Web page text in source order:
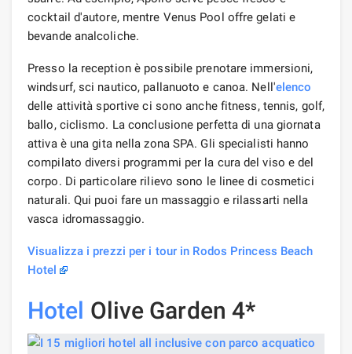
cocktail d'autore, mentre Venus Pool offre gelati e
bevande analcoliche.
Presso la reception è possibile prenotare immersioni,
windsurf, sci nautico, pallanuoto e canoa. Nell'elenco
delle attività sportive ci sono anche fitness, tennis, golf,
ballo, ciclismo. La conclusione perfetta di una giornata
attiva è una gita nella zona SPA. Gli specialisti hanno
compilato diversi programmi per la cura del viso e del
corpo. Di particolare rilievo sono le linee di cosmetici
naturali. Qui puoi fare un massaggio e rilassarti nella
vasca idromassaggio.
Visualizza i prezzi per i tour in Rodos Princess Beach
Hotel
Hotel Olive Garden 4*